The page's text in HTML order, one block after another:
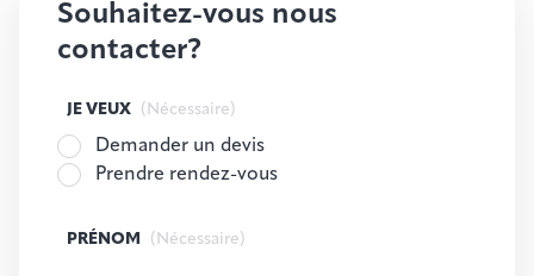
Souhaitez-vous nous
contacter?
JE VEUX (Nécessaire)
Demander un devis
Prendre rendez-vous
PRÉNOM (Nécessaire)